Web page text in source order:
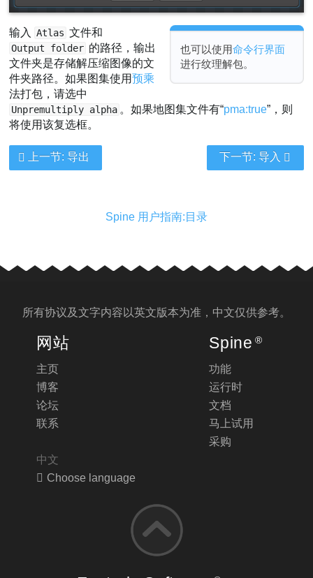
也可以使用命令行界面
进行纹理解包。
输入 Atlas 文件和
Output folder 的路径，输出
文件夹是存储解压缩图像的文
件夹路径。如果图集使用预乘
法打包，请选中
Unpremultiply alpha 。如果地图集文件有“pma:true”，则
将使用该复选框。
下一节: 导入
上一节: 导出
Spine 用户指南:目录
所有协议及文字内容以英文版本为准，中文仅供参考。
网站
主页
博客
论坛
联系
中文
Choose language
Spine ®
功能
运行时
文档
马上试用
采购